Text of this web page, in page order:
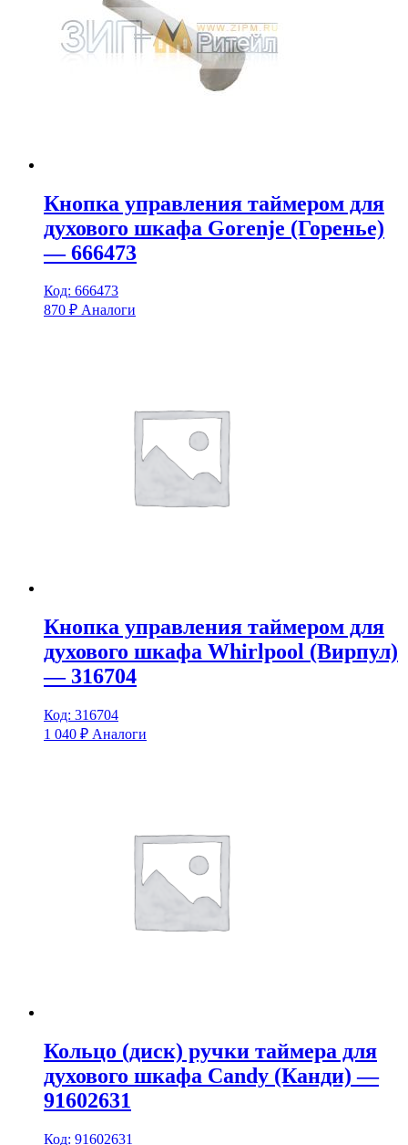
Кнопка управления таймером для
духового шкафа Gorenje (Горенье)
— 666473
Код: 666473
870 ₽ Аналоги
Кнопка управления таймером для
духового шкафа Whirlpool (Вирпул)
— 316704
Код: 316704
1 040 ₽ Аналоги
Кольцо (диск) ручки таймера для
духового шкафа Candy (Канди) —
91602631
Код: 91602631